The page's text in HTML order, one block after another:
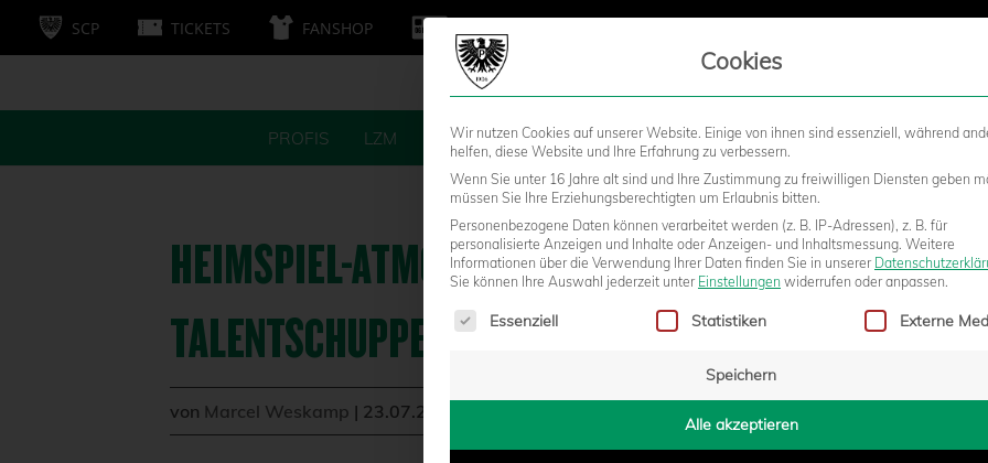
SCP TICKETS FANSHOP
PROFIS LZM FANS STADION BUSINESS KIDS
HEIMSPIEL-ATMOSPHÄRE BEIM FUSSBALL-T
ALENTSCHUPPEN
von Marcel Weskamp | 23.07.2013 - 16:35
Cookies
Wir nutzen Cookies auf unserer Website. Einige von ihnen sind essenziell, während
helfen, diese Website und Ihre Erfahrung zu verbessern.
Wenn Sie unter 16 Jahre alt sind und Ihre Zustimmung zu freiwilligen Diensten geben
müssen Sie Ihre Erziehungsberechtigten um Erlaubnis bitten.
Personenbezogene Daten können verarbeitet werden (z. B. IP-Adressen), z. B. für
personalisierte Anzeigen und Inhalte oder Anzeigen- und Inhaltsmessung. Weitere
Informationen über die Verwendung Ihrer Daten finden Sie in unserer
Sie können Ihre Auswahl jederzeit unter Einstellungen widerrufen oder anpassen.
Es folgt eine Liste der Service-Gruppen, für die eine Einwilligung erteilt
Essenziell Statistiken Externe
Speichern
Alle akzeptieren